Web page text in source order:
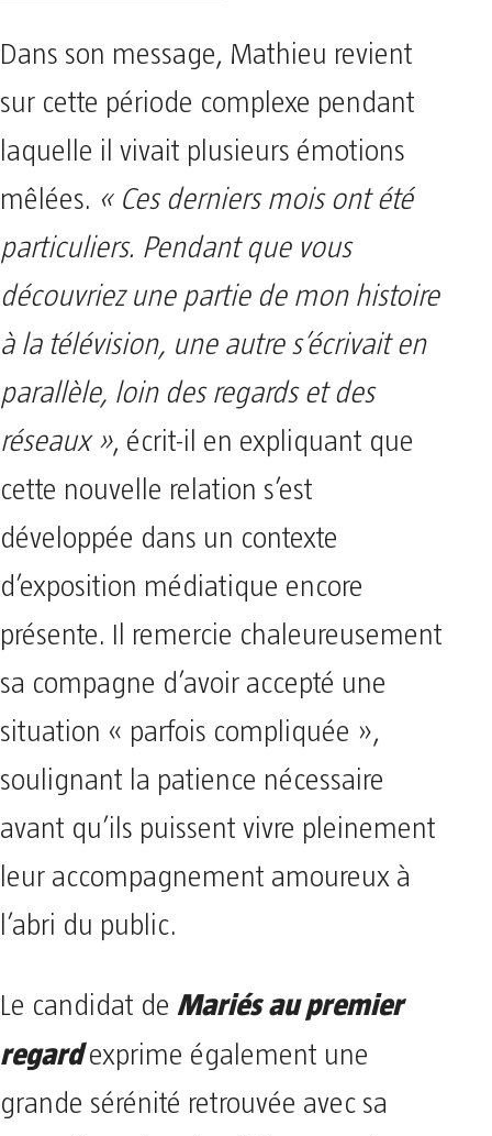
Dans son message, Mathieu revient
sur cette période complexe pendant
laquelle il vivait plusieurs émotions
mêlées. « Ces derniers mois ont été
particuliers. Pendant que vous
découvriez une partie de mon histoire
à la télévision, une autre s’écrivait en
parallèle, loin des regards et des
réseaux », écrit-il en expliquant que
cette nouvelle relation s’est
développée dans un contexte
d’exposition médiatique encore
présente. Il remercie chaleureusement
sa compagne d’avoir accepté une
situation « parfois compliquée »,
soulignant la patience nécessaire
avant qu’ils puissent vivre pleinement
leur accompagnement amoureux à
l’abri du public.
Le candidat de Mariés au premier
regardexprime également une
grande sérénité retrouvée avec sa